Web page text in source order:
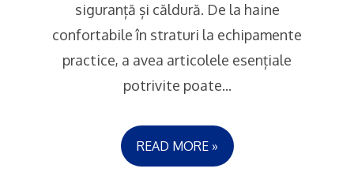
siguranță și căldură. De la haine
confortabile în straturi la echipamente
practice, a avea articolele esențiale
potrivite poate...
READ MORE »